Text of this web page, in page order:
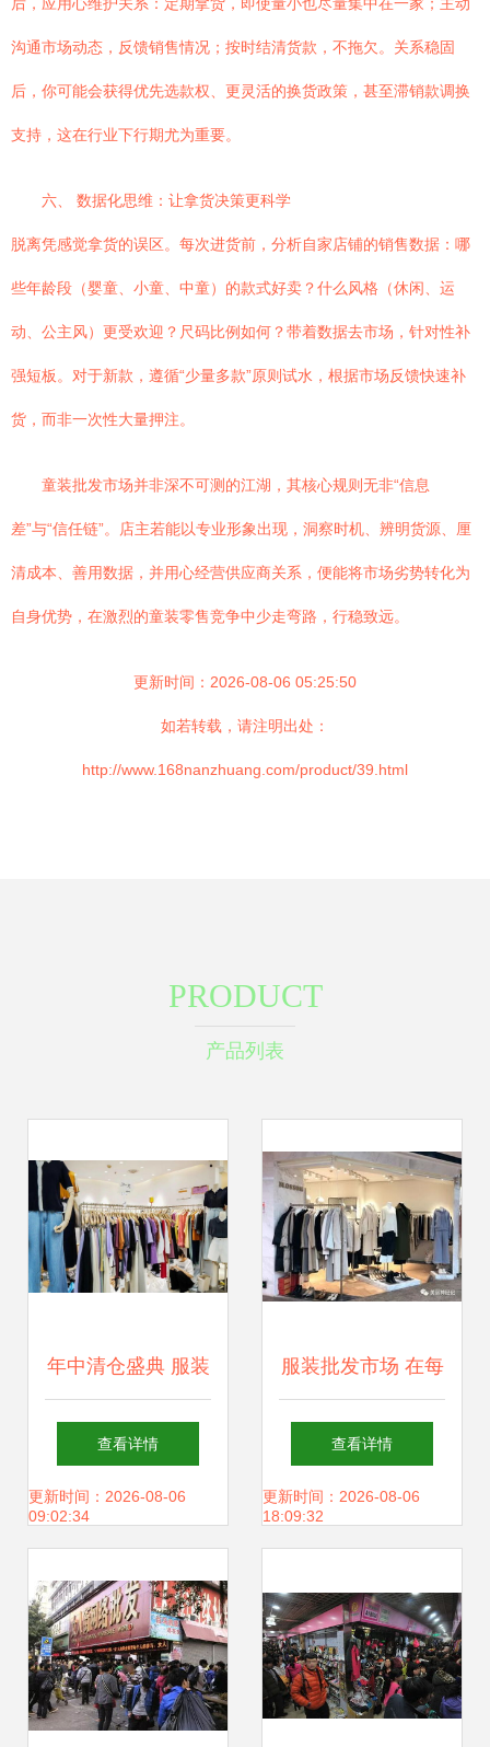
沟通市场动态，反馈销售情况；按时结清货款，不拖欠。关系稳固
后，你可能会获得优先选款权、更灵活的换货政策，甚至滞销款调换
支持，这在行业下行期尤为重要。
六、 数据化思维：让拿货决策更科学
脱离凭感觉拿货的误区。每次进货前，分析自家店铺的销售数据：哪
些年龄段（婴童、小童、中童）的款式好卖？什么风格（休闲、运
动、公主风）更受欢迎？尺码比例如何？带着数据去市场，针对性补
强短板。对于新款，遵循“少量多款”原则试水，根据市场反馈快速补
货，而非一次性大量押注。
童装批发市场并非深不可测的江湖，其核心规则无非“信息
差”与“信任链”。店主若能以专业形象出现，洞察时机、辨明货源、厘
清成本、善用数据，并用心经营供应商关系，便能将市场劣势转化为
自身优势，在激烈的童装零售竞争中少走弯路，行稳致远。
更新时间：2026-08-06 05:25:50
如若转载，请注明出处：
http://www.168nanzhuang.com/product/39.html
PRODUCT
产品列表
年中清仓盛典 服装
批发城低至10元，
500元装一麻袋抢
查看详情
更新时间：2026-08-06
09:02:34
服装批发市场 在每
个人眼中不同的“圣
地”
查看详情
更新时间：2026-08-06
18:09:32